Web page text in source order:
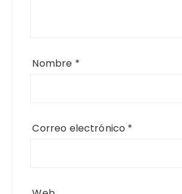
Nombre *
Correo electrónico *